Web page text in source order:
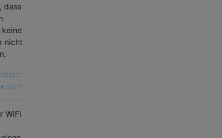
dass
nicht
quelle
WiFi